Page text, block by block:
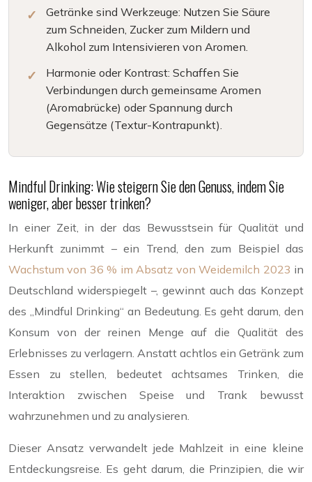
Getränke sind Werkzeuge: Nutzen Sie Säure
zum Schneiden, Zucker zum Mildern und
Alkohol zum Intensivieren von Aromen.
Harmonie oder Kontrast: Schaffen Sie
Verbindungen durch gemeinsame Aromen
(Aromabrücke) oder Spannung durch
Gegensätze (Textur-Kontrapunkt).
Mindful Drinking: Wie steigern Sie den Genuss, indem Sie
weniger, aber besser trinken?
In einer Zeit, in der das Bewusstsein für Qualität und
Herkunft zunimmt – ein Trend, den zum Beispiel das
Wachstum von 36 % im Absatz von Weidemilch 2023 in
Deutschland widerspiegelt –, gewinnt auch das Konzept
des „Mindful Drinking“ an Bedeutung. Es geht darum, den
Konsum von der reinen Menge auf die Qualität des
Erlebnisses zu verlagern. Anstatt achtlos ein Getränk zum
Essen zu stellen, bedeutet achtsames Trinken, die
Interaktion zwischen Speise und Trank bewusst
wahrzunehmen und zu analysieren.
Dieser Ansatz verwandelt jede Mahlzeit in eine kleine
Entdeckungsreise. Es geht darum, die Prinzipien, die wir